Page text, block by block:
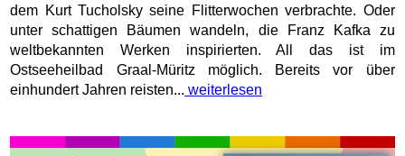
dem Kurt Tucholsky seine Flitterwochen verbrachte. Oder
unter schattigen Bäumen wandeln, die Franz Kafka zu
weltbekannten Werken inspirierten. All das ist im
Ostseeheilbad Graal-Müritz möglich. Bereits vor über
einhundert Jahren reisten... weiterlesen